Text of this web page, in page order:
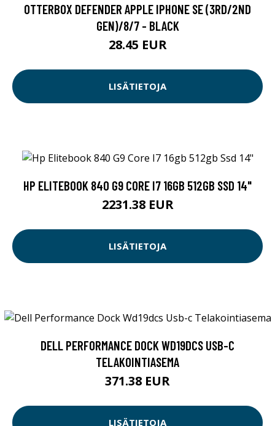
OTTERBOX DEFENDER APPLE IPHONE SE (3RD/2ND
GEN)/8/7 - BLACK
28.45 EUR
LISÄTIETOJA
HP ELITEBOOK 840 G9 CORE I7 16GB 512GB SSD 14"
2231.38 EUR
LISÄTIETOJA
DELL PERFORMANCE DOCK WD19DCS USB-C
TELAKOINTIASEMA
371.38 EUR
LISÄTIETOJA